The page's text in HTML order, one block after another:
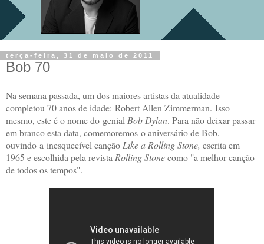
terça-feira, 31 de maio de 2011
Bob 70
Na semana passada, um dos maiores artistas da atualidade
completou 70 anos de idade: Robert Allen Zimmerman. Isso
mesmo, este é o nome do genial Bob Dylan. Para não deixar passar
em branco esta data, comemoremos o aniversário de Bob,
ouvindo a inesquecível canção Like a Rolling Stone, escrita em
1965 e escolhida pela revista Rolling Stonecomo "a melhor canção
de todos os tempos".